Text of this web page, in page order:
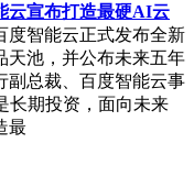
云宣布打造最硬AI云
度智能云正式发布全新
天池，并公布未来五年
副总裁、百度智能云事
长期投资，面向未来
最